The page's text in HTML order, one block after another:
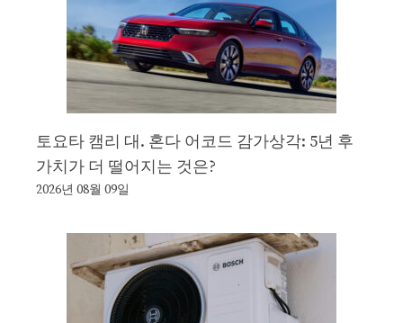
토요타 캠리 대. 혼다 어코드 감가상각: 5년 후
가치가 더 떨어지는 것은?
2026년 08월 09일